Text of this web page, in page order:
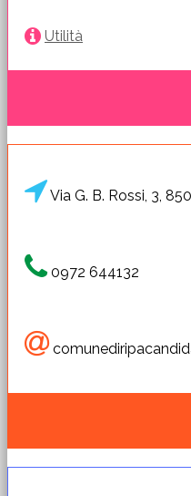
Utilità
Via G. B. Rossi, 3,
0972 644132